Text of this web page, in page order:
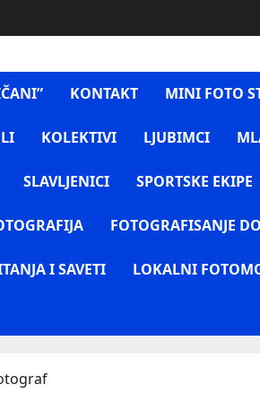
KONTAKT MINI FOTO
KOLEKTIVI LJUBIMCI
SLAVLJENICI SPORTSKE EKIPE
FOTOGRAFISANJE
I SAVETI LOKALNI